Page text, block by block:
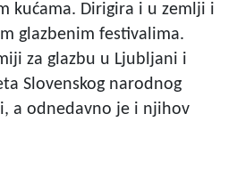
kućama. Dirigira i u zemlji i
glazbenim festivalima.
za glazbu u Ljubljani i
Slovenskog narodnog
a odnedavno je i njihov